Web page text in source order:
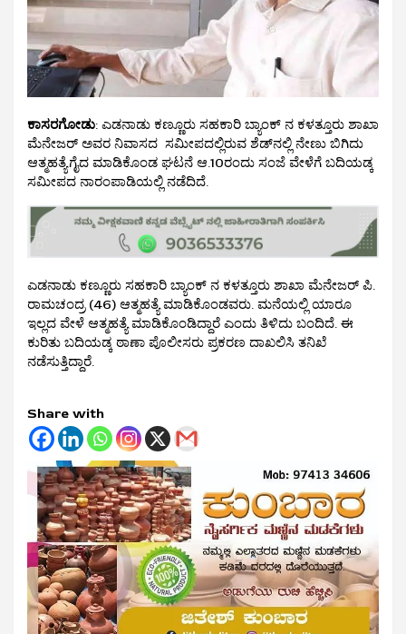
ಕಾಸರಗೋಡು: ಎಡನಾಡು ಕಣ್ಣೂರು ಸಹಕಾರಿ ಬ್ಯಾಂಕ್ ನ ಕಳತ್ತೂರು ಶಾಖಾ
ಮೆನೇಜರ್ ಅವರ ನಿವಾಸದ ಸಮೀಪದಲ್ಲಿರುವ ಶೆಡ್‌‌ನಲ್ಲಿ ನೇಣು ಬಿಗಿದು
ಆತ್ಮಹತ್ಯೆಗೈದ ಮಾಡಿಕೊಂಡ ಘಟನೆ ಆ.10ರಂದು ಸಂಜೆ ವೇಳೆಗೆ ಬದಿಯಡ್ಕ
ಸಮೀಪದ ನಾರಂಪಾಡಿಯಲ್ಲಿ ನಡೆದಿದೆ.
ಎಡನಾಡು ಕಣ್ಣೂರು ಸಹಕಾರಿ ಬ್ಯಾಂಕ್ ನ ಕಳತ್ತೂರು ಶಾಖಾ ಮೆನೇಜರ್ ಪಿ.
ರಾಮಚಂದ್ರ (46) ಆತ್ಮಹತ್ಯೆ ಮಾಡಿಕೊಂಡವರು. ಮನೆಯಲ್ಲಿ ಯಾರೂ
ಇಲ್ಲದ ವೇಳೆ ಆತ್ಮಹತ್ಯೆ ಮಾಡಿಕೊಂಡಿದ್ದಾರೆ ಎಂದು ತಿಳಿದು ಬಂದಿದೆ. ಈ
ಕುರಿತು ಬದಿಯಡ್ಕ ಠಾಣಾ ಪೊಲೀಸರು ಪ್ರಕರಣ ದಾಖಲಿಸಿ ತನಿಖೆ
ನಡೆಸುತ್ತಿದ್ದಾರೆ.
Share with